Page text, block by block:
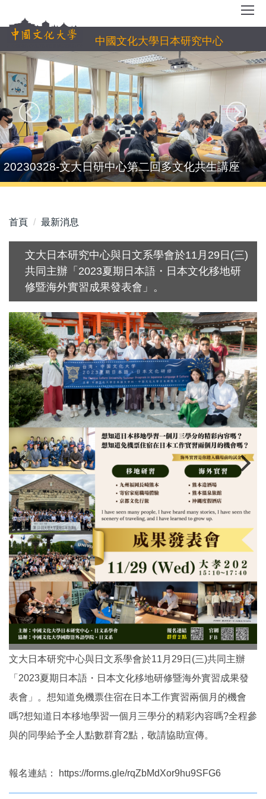
到
主
要
容
區
中國文化大學日本研究中心
20230328-文大日研中心第二回多文化共生講座
首頁 最新消息
文大日本研究中心與日文系學會於11月29日(三)
共同主辦「2023夏期日本語・日本文化移地研
修暨海外實習成果發表會」。
文大日本研究中心與日文系學會於11月29日(三)共同主辦
「2023夏期日本語・日本文化移地研修暨海外實習成果發
表會」。想知道免機票住宿在日本工作實習兩個月的機會
嗎?想知道日本移地學習一個月三學分的精彩內容嗎?全程參
與的同學給予全人點數群育2點，敬請協助宣傳。
報名連結： https://forms.gle/rqZbMdXor9hu9SFG6